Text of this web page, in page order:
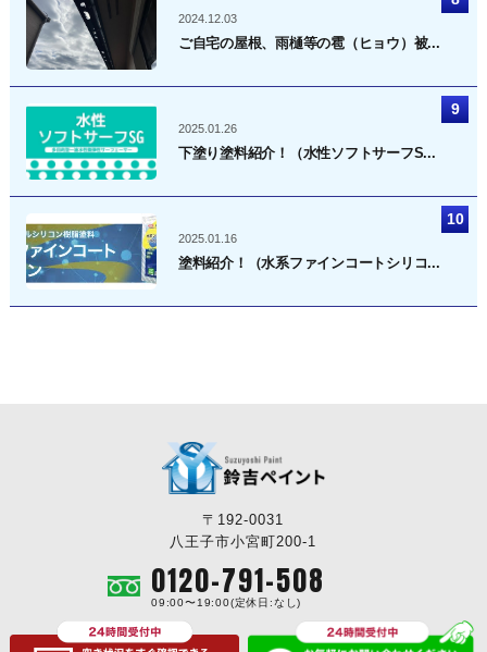
2024.12.03
ご自宅の屋根、雨樋等の雹（ヒョウ）被...
2025.01.26
下塗り塗料紹介！（水性ソフトサーフS...
2025.01.16
塗料紹介！（水系ファインコートシリコ...
〒192-0031
八王子市小宮町200-1
0120-791-508
09:00〜19:00(定休日:なし)